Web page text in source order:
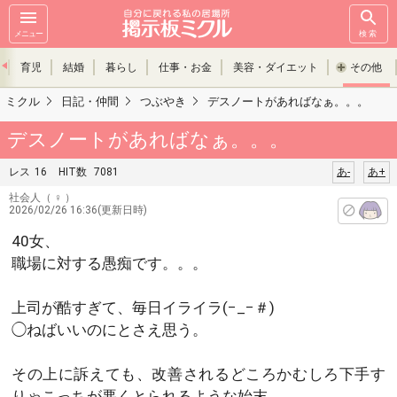
メニュー 検索
育児 結婚 暮らし 仕事・お金 美容・ダイエット その他
ミクル 日記・仲間 つぶやき デスノートがあればなぁ。。。
デスノートがあればなぁ。。。
レス 16 HIT数 7081 あ+
あ-
社会人
（ ♀ ）
2026/02/26 16:36(更新日時)
40女、
職場に対する愚痴です。。。
上司が酷すぎて、毎日イライラ(−_−＃)
◯ねばいいのにとさえ思う。
その上に訴えても、改善されるどころかむしろ下手す